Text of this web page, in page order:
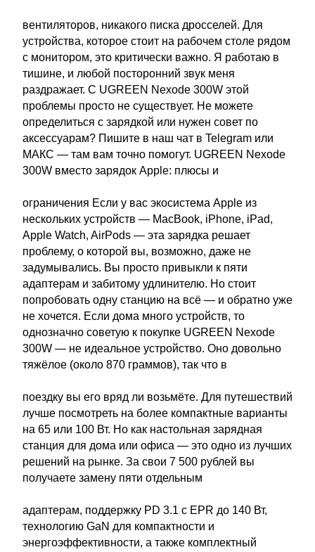
вентиляторов, никакого писка дросселей. Для
устройства, которое стоит на рабочем столе рядом
с монитором, это критически важно. Я работаю в
тишине, и любой посторонний звук меня
раздражает. С UGREEN Nexode 300W этой
проблемы просто не существует. Не можете
определиться с зарядкой или нужен совет по
аксессуарам? Пишите в наш чат в Telegram или
МАКС — там вам точно помогут. UGREEN Nexode
300W вместо зарядок Apple: плюсы и
ограничения Если у вас экосистема Apple из
нескольких устройств — MacBook, iPhone, iPad,
Apple Watch, AirPods — эта зарядка решает
проблему, о которой вы, возможно, даже не
задумывались. Вы просто привыкли к пяти
адаптерам и забитому удлинителю. Но стоит
попробовать одну станцию на всё — и обратно уже
не хочется. Если дома много устройств, то
однозначно советую к покупке UGREEN Nexode
300W — не идеальное устройство. Оно довольно
тяжёлое (около 870 граммов), так что в
поездку вы его вряд ли возьмёте. Для путешествий
лучше посмотреть на более компактные варианты
на 65 или 100 Вт. Но как настольная зарядная
станция для дома или офиса — это одно из лучших
решений на рынке. За свои 7 500 рублей вы
получаете замену пяти отдельным
адаптерам, поддержку PD 3.1 с EPR до 140 Вт,
технологию GaN для компактности и
энергоэффективности, а также комплектный